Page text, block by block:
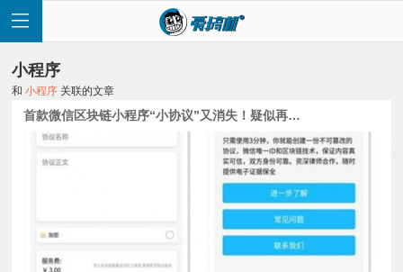
小程序
和小程序 关联的文章
首款微信区块链小程序“小协议”又消失！疑似再次被封